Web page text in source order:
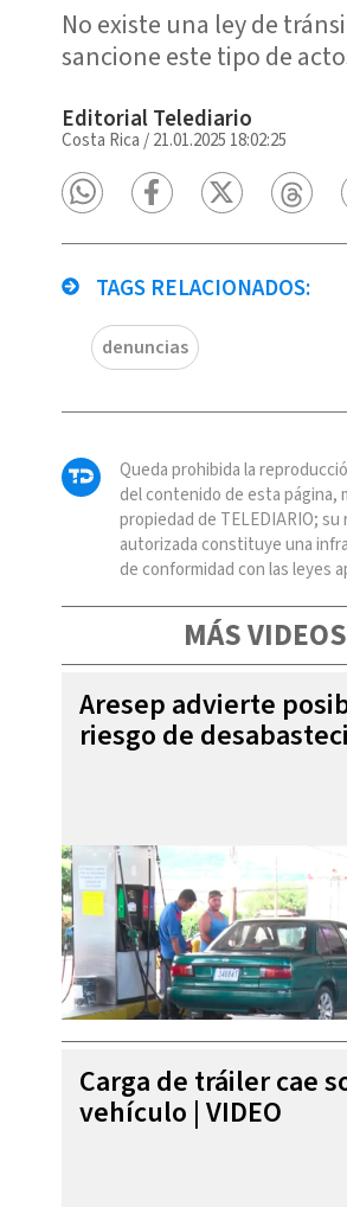
No existe una ley de
sancione este tipo de
Editorial Telediario
Costa Rica /21.01.2025 18:02:25
TAGS RELACIONADOS:
denuncias
Queda prohibida la
del contenido de esta página,
propiedad de TELEDIARIO;
autorizada constituye una
de conformidad con las leyes
MÁS VIDEOS
Aresep advierte
riesgo de
Carga de tráiler cae
vehículo | VIDEO